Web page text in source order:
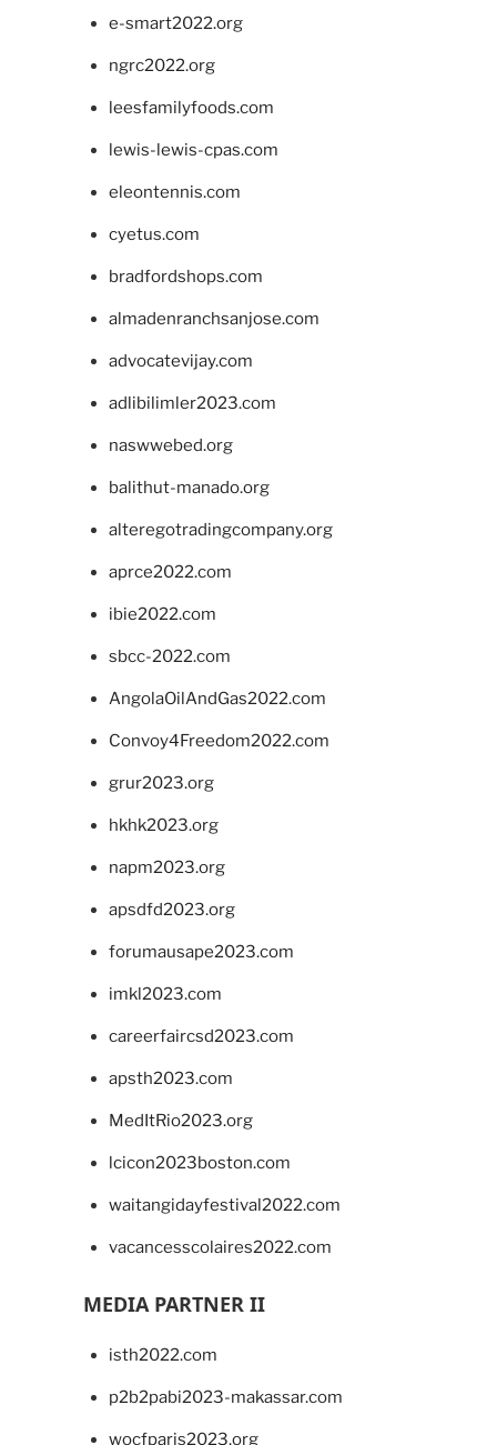
e-smart2022.org
ngrc2022.org
leesfamilyfoods.com
lewis-lewis-cpas.com
eleontennis.com
cyetus.com
bradfordshops.com
almadenranchsanjose.com
advocatevijay.com
adlibilimler2023.com
naswwebed.org
balithut-manado.org
alteregotradingcompany.org
aprce2022.com
ibie2022.com
sbcc-2022.com
AngolaOilAndGas2022.com
Convoy4Freedom2022.com
grur2023.org
hkhk2023.org
napm2023.org
apsdfd2023.org
forumausape2023.com
imkl2023.com
careerfaircsd2023.com
apsth2023.com
MedItRio2023.org
lcicon2023boston.com
waitangidayfestival2022.com
vacancesscolaires2022.com
MEDIA PARTNER II
isth2022.com
p2b2pabi2023-makassar.com
wocfparis2023.org